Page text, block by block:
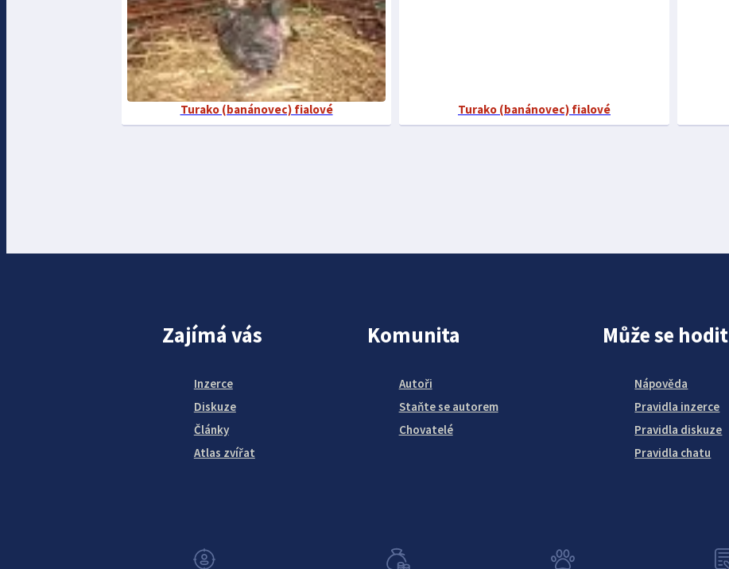
Turako (banánovec) fialové Turako (banánovec) fialové
Zajímá vás
Inzerce
Diskuze
Články
Atlas zvířat
Komunita
Autoři
Staňte se autorem
Chovatelé
Může se hodit
Nápověda
Pravidla inzerce
Pravidla diskuze
Pravidla chatu